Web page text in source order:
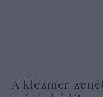
A klezmer